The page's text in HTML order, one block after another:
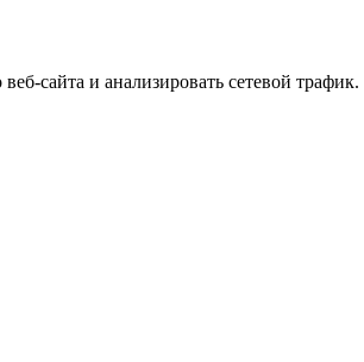
сайта и анализировать сетевой трафик.